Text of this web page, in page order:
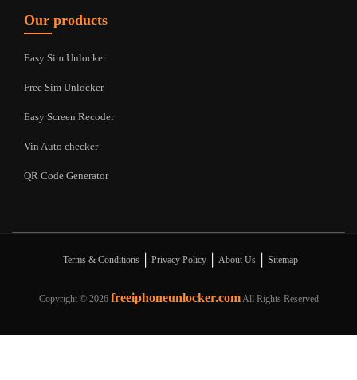
Our products
Easy Sim Unlocker
Free Sim Unlocker
Easy Screen Recoder
Vin Auto checker
QR Code Generator
Terms & Conditions Privacy Policy About Us Sitemap
Copyright © 2026 freeiphoneunlocker.comAll Rights Reserved